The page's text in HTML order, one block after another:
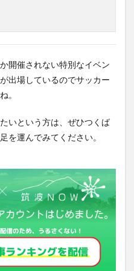
開催されない特別なイベン
出場しているのでサッカー
。
いという方は、ぜひつくば
を運んでみてください。